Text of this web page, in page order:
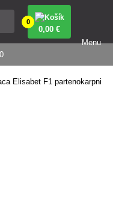
0
0,00 €
Menu
Elisabet F1 partenokarpni